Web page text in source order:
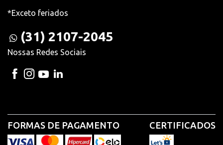
*Exceto feriados
(31) 2107-2045
Nossas Redes Sociais
FORMAS DE PAGAMENTO CERTIFICADOS